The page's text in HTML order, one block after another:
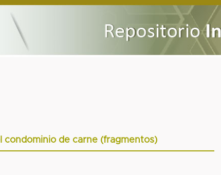
condominio de carne (fragmentos)